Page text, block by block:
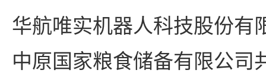
华航唯实机器人科技股份有
中原国家粮食储备有限公司